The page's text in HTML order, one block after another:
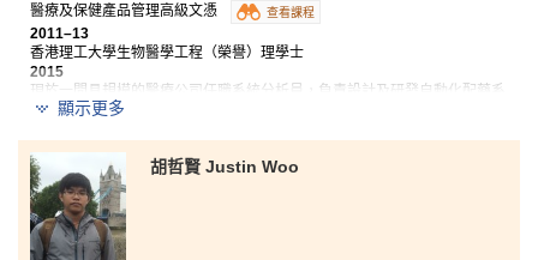
醫療及保健產品管理高級文憑
查看課程
2011–13
香港理工大學生物醫學工程（榮譽）理學士
2015
現於一間具規模的醫療公司任職系統分析員，負責設計及研發自動化配藥系
統。
自動化藥房絶對可以減少醫療失誤事故。曾經於不同單
位擔當配藥員，包括社區藥房，護養院和私人診所。雖
然配藥員於上述環境的職責並不完全相同，但是它們都
有一個共通點，就是需要擁有熟練配藥技巧的專業人士
支援，以免因為工作量過多，而引起藥物錯配的失誤。
顯示更多
胡哲賢 Justin Woo